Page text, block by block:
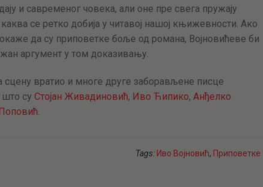
и савременог човека, али оне пре свега пружају
се ретко добија у читавој нашој књижевности. Ако
да су приповетке боље од романа, Војновићеве би
аргумент у том доказивању.
сцену вратио и многе друге заборављене писце
су Стојан Живадиновић, Иво Ћипико, Анђелко
Tags: Иво Војновић, Приповетке